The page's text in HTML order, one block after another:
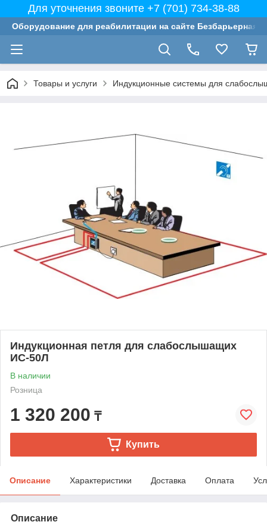
Для уточнения звоните +7 (701) 734-38-88
Оборудование для реабилитации на сайте Безбарьерная
Товары и услуги Индукционные системы для
Индукционная петля для слабослышащих
ИС-50Л
В наличии
Розница
1 320 200 ₸
Купить
Описание Характеристики Доставка Оплата
Описание